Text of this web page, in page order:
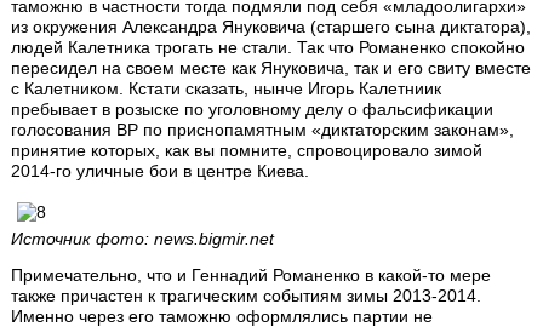
таможню в частности тогда подмяли под себя «младоолигархи»
из окружения Александра Януковича (старшего сына диктатора),
людей Калетника трогать не стали. Так что Романенко спокойно
пересидел на своем месте как Януковича, так и его свиту вместе
с Калетником. Кстати сказать, нынче Игорь Калетниик
пребывает в розыске по уголовному делу о фальсификации
голосования ВР по приснопамятным «диктаторским законам»,
принятие которых, как вы помните, спровоцировало зимой
2014-го уличные бои в центре Киева.
Источник фото: news.bigmir.net
Примечательно, что и Геннадий Романенко в какой-то мере
также причастен к трагическим событиям зимы 2013-2014.
Именно через его таможню оформлялись партии не